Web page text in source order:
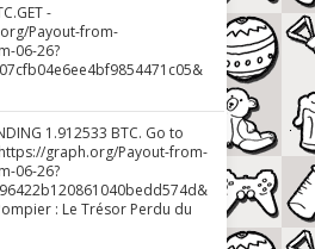
-
Payout-from-
06-26?
1.912533 BTC. Go to
graph.org/Payout-from-
06-26?
: Le Trésor Perdu du